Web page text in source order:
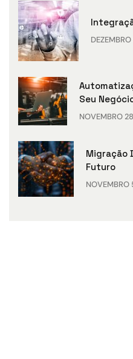
Seu
NOVEMBRO
Migração
Futuro